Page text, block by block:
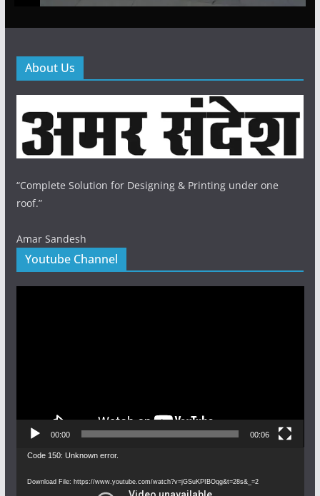
About Us
“Complete Solution for Designing & Printing under one
roof.”
Amar Sandesh
Youtube Channel
00:00 00:06
Video
Code 150: Unknown error.
Download File: https://www.youtube.com/watch?v=jGSuKPIBOqg&t=28s&_=2